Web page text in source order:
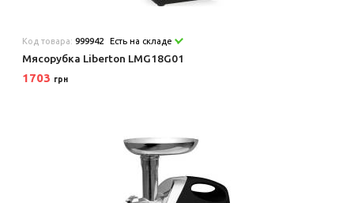
Код товара:999942 Есть на складе
Мясорубка Liberton LMG18G01
1703 грн